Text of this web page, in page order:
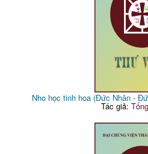
Nho học tinh hoa (Đức Nhân -
Tác giả: